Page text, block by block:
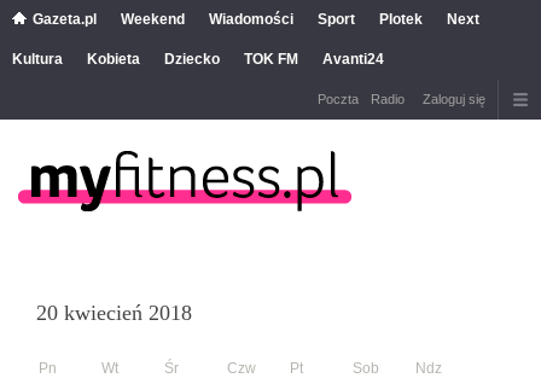
Gazeta.pl Weekend Wiadomości Sport Plotek Next
Kultura Kobieta Dziecko TOK FM Avanti24
Poczta Radio Zaloguj się
20 kwiecień 2018
Pn Wt Śr Czw Pt Sob Ndz